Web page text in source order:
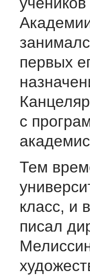
первых
с
Тем
класс, и
писал